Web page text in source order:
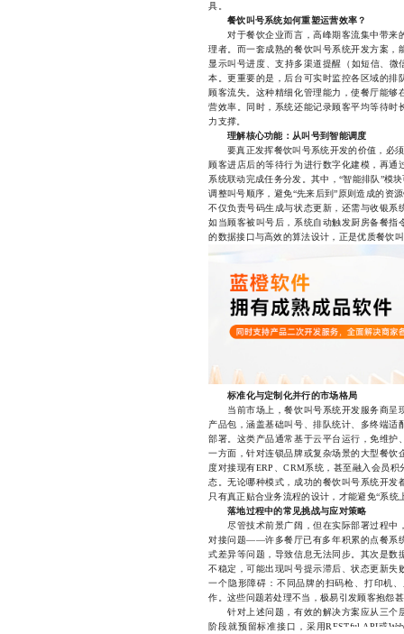
具。
餐饮叫号系统如何重塑运营效率？
对于餐饮企业而言，高峰期客流集中带来
理者。而一套成熟的餐饮叫号系统开发方案
显示叫号进度、支持多渠道提醒（如短信、
本。更重要的是，后台可实时监控各区域的
顾客流失。这种精细化管理能力，使餐厅能
营效率。同时，系统还能记录顾客平均等待
力支撑。
理解核心功能：从叫号到智能调度
要真正发挥餐饮叫号系统开发的价值，必须
顾客进店后的等待行为进行数字化建模，再
系统联动完成任务分发。其中，“智能排队”模
调整叫号顺序，避免“先来后到”原则造成的资
不仅负责号码生成与状态更新，还需与收银
如当顾客被叫号后，系统自动触发厨房备餐
的数据接口与高效的算法设计，正是优质餐饮
标准化与定制化并行的市场格局
当前市场上，餐饮叫号系统开发服务商呈
产品包，涵盖基础叫号、排队统计、多终端
部署。这类产品通常基于云平台运行，免维
一方面，针对连锁品牌或复杂场景的大型餐饮
度对接现有ERP、CRM系统，甚至融入会员
态。无论哪种模式，成功的餐饮叫号系统开
只有真正贴合业务流程的设计，才能避免“系统
落地过程中的常见挑战与应对策略
尽管技术前景广阔，但在实际部署过程中
对接问题——许多餐厅已有多年积累的点餐系
式差异等问题，导致信息无法同步。其次是
不稳定，可能出现叫号提示滞后、状态更新
一个隐形障碍：不同品牌的扫码枪、打印机
作。这些问题若处理不当，极易引发顾客抱怨
针对上述问题，有效的解决方案应从三个
阶段就预留标准接口，采用RESTful API或